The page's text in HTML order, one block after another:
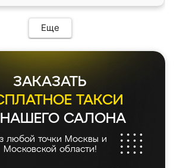
Еще
ЗАКАЗАТЬ
ТАКСИ
САЛОНА
любой точки Москвы и
Московской области!